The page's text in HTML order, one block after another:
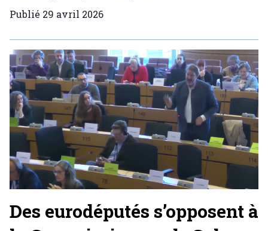
Publié 29 avril 2026
Des eurodéputés s’opposent à